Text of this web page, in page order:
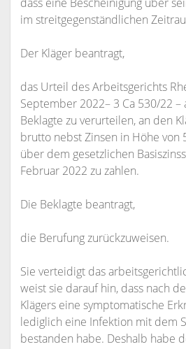
im streitgegenständlichen
Der Kläger beantragt,
das Urteil des Arbeitsgerichts
September 2022– 3 Ca 530/22
Beklagte zu verurteilen, an den
brutto nebst Zinsen in Höhe von
über dem gesetzlichen
Februar 2022 zu zahlen.
Die Beklagte beantragt,
die Berufung zurückzuweisen.
Sie verteidigt das
weist sie darauf hin, dass nach
Klägers eine symptomatische
lediglich eine Infektion mit dem
bestanden habe. Deshalb habe